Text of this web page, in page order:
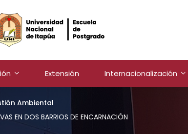
Extensión Internacionalización
Ambiental
EN DOS BARRIOS DE ENCARNACIÓN